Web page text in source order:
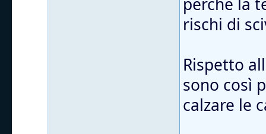
rischi di
Rispetto
sono così
calzare le